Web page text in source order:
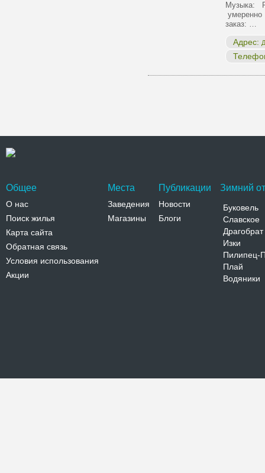
Музыка:
заказ: …
Адрес:
Общее
О нас
Поиск жилья
Карта сайта
Обратная связь
Условия использования
Акции
Места
Заведения
Магазины
Публикации
Новости
Блоги
Зимний
Буковель
Славское
Драгобрат
Изки
Пилипец-
Плай
Водяники